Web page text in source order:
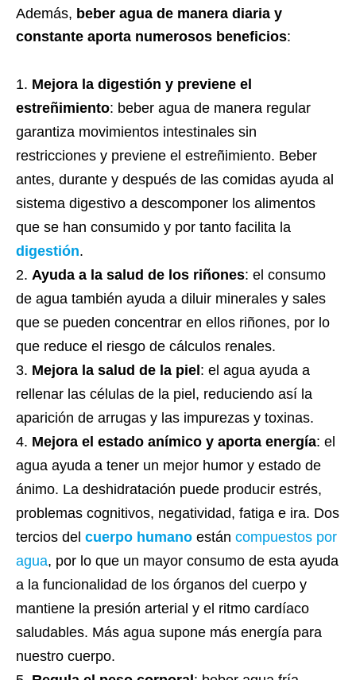
Además, beber agua de manera diaria y
constante aporta numerosos beneficios:
Mejora la digestión y previene el
estreñimiento: beber agua de manera regular
garantiza movimientos intestinales sin
restricciones y previene el estreñimiento. Beber
antes, durante y después de las comidas ayuda al
sistema digestivo a descomponer los alimentos
que se han consumido y por tanto facilita la
digestión.
Ayuda a la salud de los riñones: el consumo
de agua también ayuda a diluir minerales y sales
que se pueden concentrar en ellos riñones, por lo
que reduce el riesgo de cálculos renales.
Mejora la salud de la piel: el agua ayuda a
rellenar las células de la piel, reduciendo así la
aparición de arrugas y las impurezas y toxinas.
Mejora el estado anímico y aporta energía: el
agua ayuda a tener un mejor humor y estado de
ánimo. La deshidratación puede producir estrés,
problemas cognitivos, negatividad, fatiga e ira. Dos
tercios del cuerpo humano están compuestos por
agua, por lo que un mayor consumo de esta ayuda
a la funcionalidad de los órganos del cuerpo y
mantiene la presión arterial y el ritmo cardíaco
saludables. Más agua supone más energía para
nuestro cuerpo.